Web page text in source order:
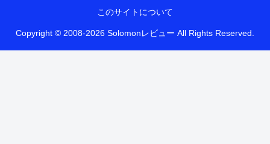
このサイトについて
Copyright © 2008-2026 Solomonレビュー All Rights Reserved.